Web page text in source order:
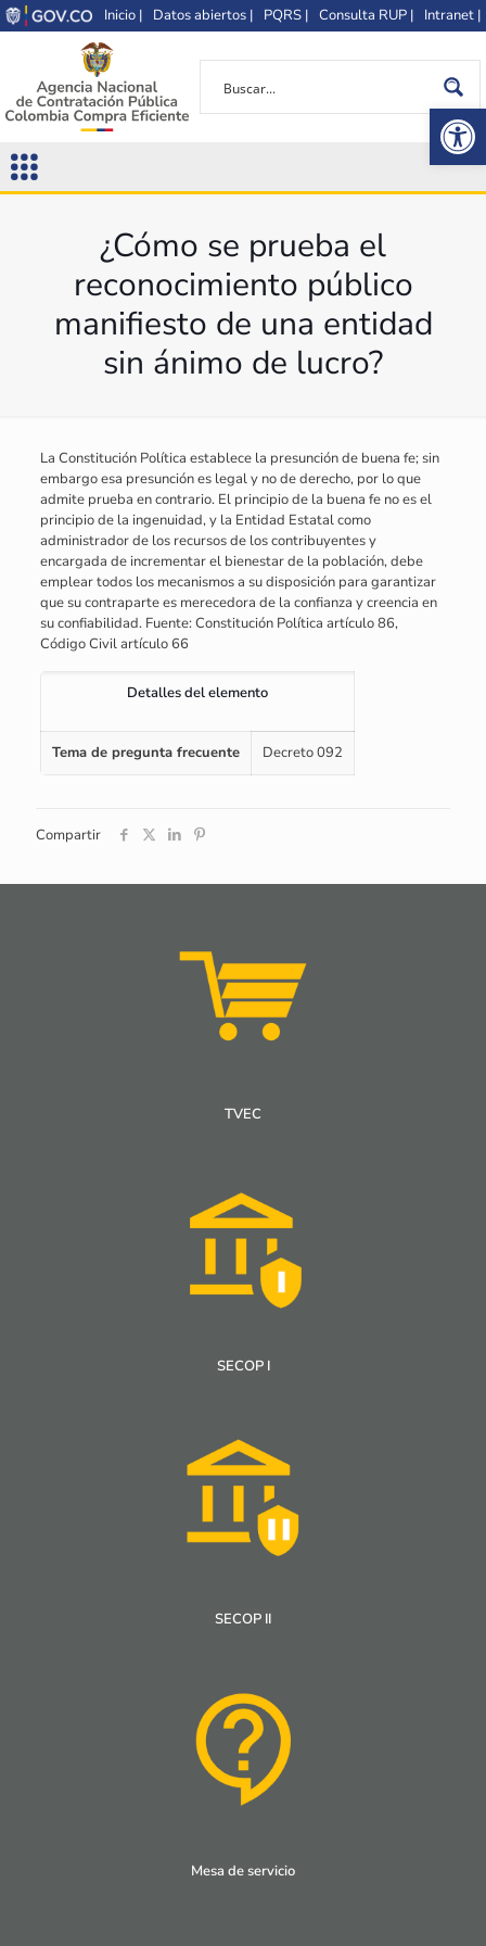
Inicio | Datos abiertos | PQRS | Consulta RUP | Intranet |
¿Cómo se prueba el
reconocimiento público
manifiesto de una entidad
sin ánimo de lucro?
La Constitución Política establece la presunción de buena fe; sin
embargo esa presunción es legal y no de derecho, por lo que
admite prueba en contrario. El principio de la buena fe no es el
principio de la ingenuidad, y la Entidad Estatal como
administrador de los recursos de los contribuyentes y
encargada de incrementar el bienestar de la población, debe
emplear todos los mecanismos a su disposición para garantizar
que su contraparte es merecedora de la confianza y creencia en
su confiabilidad. Fuente: Constitución Política artículo 86,
Código Civil artículo 66
Detalles del elemento
Tema de pregunta frecuente Decreto 092
Compartir
TVEC
SECOP I
SECOP II
Mesa de servicio